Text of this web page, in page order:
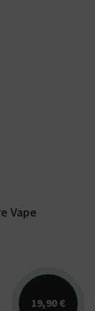
E-
100 ml
Vape
19,90 €